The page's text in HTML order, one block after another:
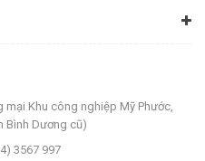
mại Khu công nghiệp Mỹ Phước,
Bình Dương cũ)
3567 997